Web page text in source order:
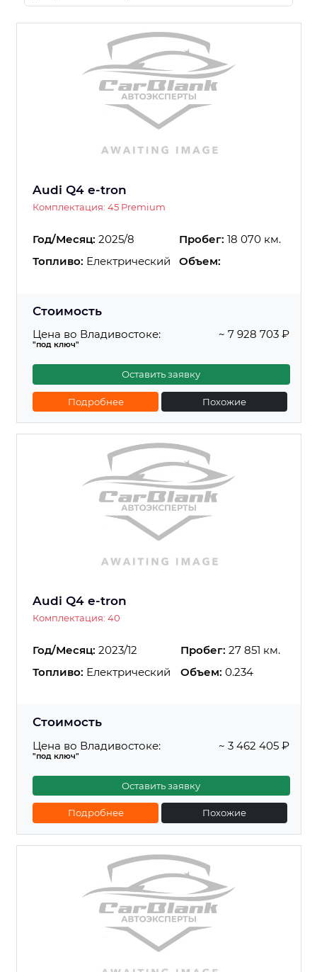
Audi Q4 e-tron
Комплектация: 45 Premium
Год/Месяц: 2025/8 Пробег: 18 070 км.
Топливо: Електрический Объем:
Стоимость
Цена во Владивостоке:
"под ключ"
~ 7 928 703 ₽
Оставить заявку
Подробнее Похожие
Audi Q4 e-tron
Комплектация: 40
Год/Месяц: 2023/12 Пробег: 27 851 км.
Топливо: Електрический Объем: 0.234
Стоимость
Цена во Владивостоке:
"под ключ"
~ 3 462 405 ₽
Оставить заявку
Подробнее Похожие